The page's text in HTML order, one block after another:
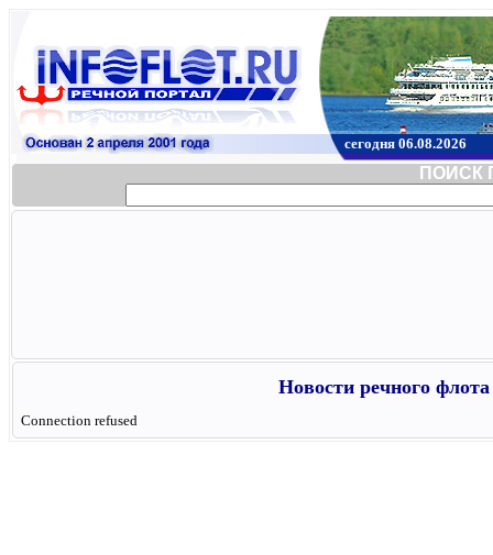
сегодня 06.08.2026
ПОИСК
Новости речного
Connection refused